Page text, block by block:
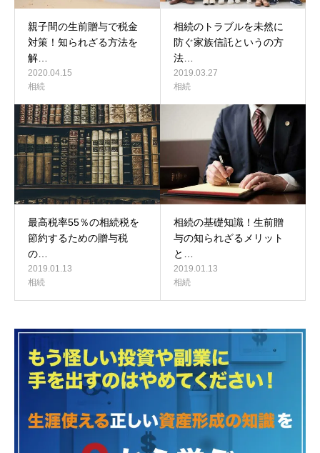
親子間の生前贈与で税金
対策！知られざる方法を
解…
2020.04.15
相続
相続のトラブルを未然に
防ぐ家族信託というの方
法…
2019.03.27
相続
最高税率55％の相続税を
節約するための贈与税
の…
2019.01.13
相続
相続の基礎知識！生前贈
与の知られざるメリット
と…
2019.01.13
相続